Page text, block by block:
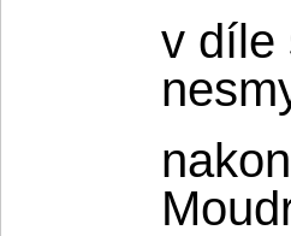
v díle